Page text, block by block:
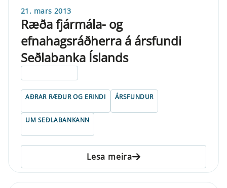
21. mars 2013
Ræða fjármála- og
efnahagsráðherra á ársfundi
Seðlabanka Íslands
AÐRAR RÆÐUR OG ERINDI ÁRSFUNDUR
UM SEÐLABANKANN
Lesa meira